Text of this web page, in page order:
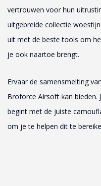
vertrouwen voor hun
uitgebreide collectie
uit met de beste tools om
je ook naartoe brengt.
Ervaar de samensmelting
Broforce Airsoft kan bieden.
begint met de juiste
om je te helpen dit te